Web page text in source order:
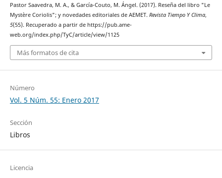
Pastor Saavedra, M. A., & García-Couto, M. Ángel. (2017). Reseña del libro "Le
Mystère Coriolis"; y novedades editoriales de AEMET. Revista Tiempo Y Clima,
5(55). Recuperado a partir de https://pub.ame-
web.org/index.php/TyC/article/view/1125
Más formatos de cita
Número
Vol. 5 Núm. 55: Enero 2017
Sección
Libros
Licencia